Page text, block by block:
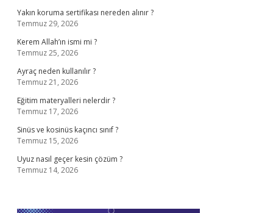
Yakın koruma sertifikası nereden alınır ?
Temmuz 29, 2026
Kerem Allah’ın ismi mi ?
Temmuz 25, 2026
Ayraç neden kullanılır ?
Temmuz 21, 2026
Eğitim materyalleri nelerdir ?
Temmuz 17, 2026
Sinüs ve kosinüs kaçıncı sınıf ?
Temmuz 15, 2026
Uyuz nasıl geçer kesin çözüm ?
Temmuz 14, 2026